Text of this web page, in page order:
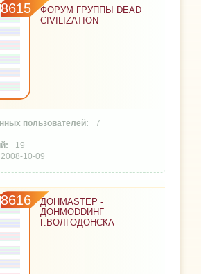
8615
ФОРУМ ГРУППЫ DEAD
CIVILIZATION
7
19
2008-10-09
8616
ДОНМАSТЕР -
ДОНМОDDИНГ
Г.ВОЛГОДОНСКА